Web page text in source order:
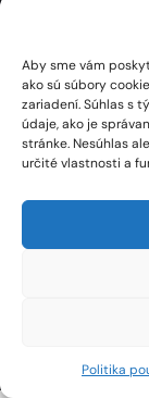
Aby sme vám
ako sú súbory
zariadení. Súhlas s
údaje, ako je
stránke. Nesúhlas
určité vlastnosti a
Politika
Mapa
Lignotesting, a. s. ©